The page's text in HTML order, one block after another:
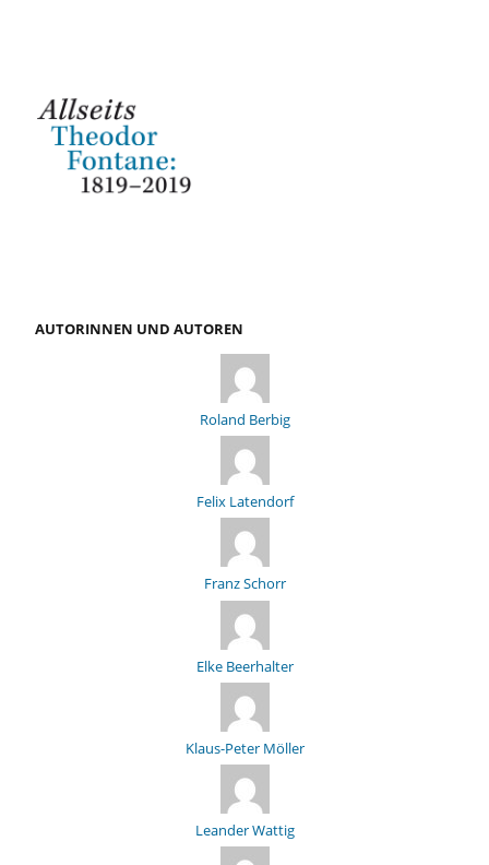
AUTORINNEN UND AUTOREN
Roland Berbig
Felix Latendorf
Franz Schorr
Elke Beerhalter
Klaus-Peter Möller
Leander Wattig